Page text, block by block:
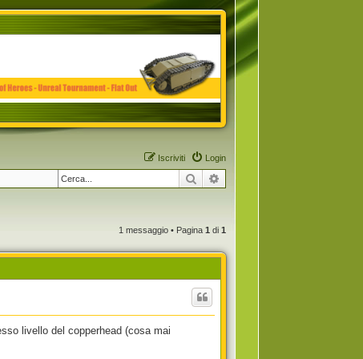
Login
Iscriviti
Cerca
1 messaggio • Pagina 1 di 1
livello del copperhead (cosa mai